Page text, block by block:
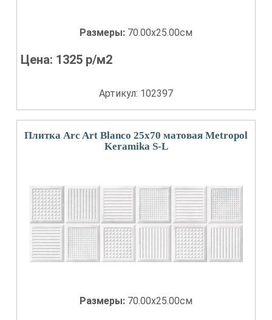
Размеры: 70.00x25.00см
Цена: 1325 р/м2
Артикул: 102397
Плитка Arc Art Blanco 25х70 матовая Metropol
Keramika S-L
Размеры: 70.00x25.00см